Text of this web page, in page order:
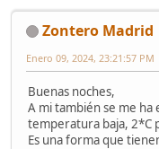
Zontero Madrid
Enero 09, 2024, 23:21:57 PM
Buenas noches,
A mi también se me
temperatura baja, 2*C
Es una forma que